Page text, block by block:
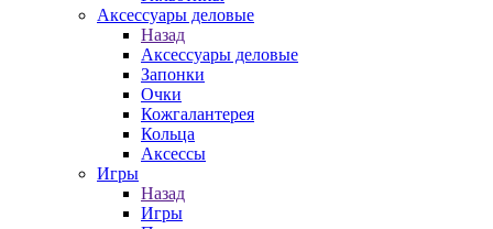
Аксессуары деловые
Назад
Аксессуары деловые
Запонки
Очки
Кожгалантерея
Кольца
Аксессы
Игры
Назад
Игры